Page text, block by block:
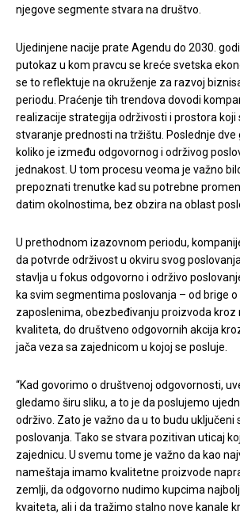
njegove segmente stvara na društvo.
Ujedinjene nacije prate Agendu do 2030.
putokaz u kom pravcu se kreće svetska
se to reflektuje na okruženje za razvoj
periodu. Praćenje tih trendova dovodi
realizacije strategija održivosti i prostora koji
stvaranje prednosti na tržištu. Poslednje dve
koliko je između odgovornog i održivog
jednakost. U tom procesu veoma je važno
prepoznati trenutke kad su potrebne
datim okolnostima, bez obzira na oblast
U prethodnom izazovnom periodu,
da potvrde održivost u okviru svog
stavlja u fokus odgovorno i održivo
ka svim segmentima poslovanja – od brige o
zaposlenima, obezbeđivanju proizvoda kroz
kvaliteta, do društveno odgovornih akcija
jača veza sa zajednicom u kojoj se posluje.
“Kad govorimo o društvenoj odgovornosti,
gledamo širu sliku, a to je da poslujemo
održivo. Zato je važno da u to budu uključeni
poslovanja. Tako se stvara pozitivan uticaj
zajednicu. U svemu tome je važno da kao
nameštaja imamo kvalitetne proizvode
zemlji, da odgovorno nudimo kupcima
kvaiteta, ali i da tražimo stalno nove kanale